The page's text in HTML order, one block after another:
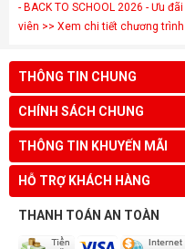
- BACK TO SCHOOL 2026 - Ưu
viên >> Xem chi tiết chương trình
THÔNG TIN CHUNG
CHÍNH SÁCH CHUNG
THÔNG TIN KHUYẾN MÃI
HỖ TRỢ KHÁCH HÀNG
THANH TOÁN AN TOÀN